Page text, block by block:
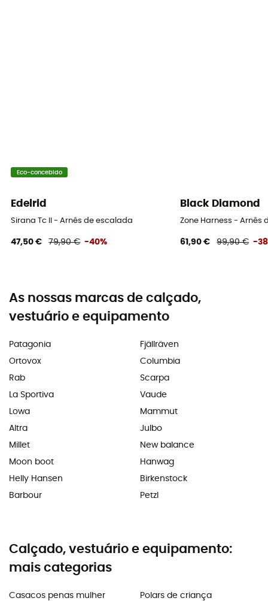
Eco-concebido
Edelrid
Sirana Tc II - Arnês de escalada
47,50 € 79,90 € -40%
Black Diamond
Zone Harness - Arnês
61,90 € 99,90 € -
As nossas marcas de calçado,
vestuário e equipamento
Patagonia
Ortovox
Rab
La Sportiva
Lowa
Altra
Millet
Moon boot
Helly Hansen
Barbour
Fjällräven
Columbia
Scarpa
Vaude
Mammut
Julbo
New balance
Hanwag
Birkenstock
Petzl
Calçado, vestuário e equipamento:
mais categorias
Casacos penas mulher
Polars de criança